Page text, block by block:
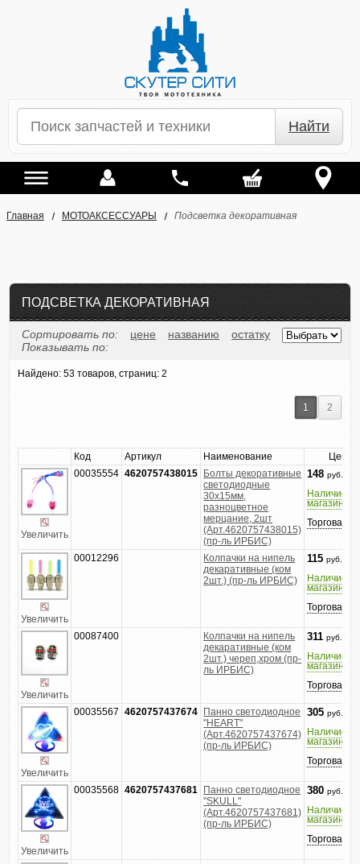
Найти
Главная МОТОАКСЕССУАРЫ Подсветка декоративная
ПОДСВЕТКА ДЕКОРАТИВНАЯ
Сортировать по: цене названию
остатку
Показывать по:
Найдено: 53 товаров, страниц: 2
1 2
Код Артикул Наименование Цена
Увеличить
00035554 4620757438015
Болты декоративные
светодиодные
30x15мм,
разноцветное
мерцание, 2шт
(Арт.4620757438015)
(пр-ль ИРБИС)
148 руб.
Наличие в
магазине
Увеличить
00012296
Колпачки на нипель
декаративные (ком
2шт.) (пр-ль ИРБИС)
115 руб.
Наличие в
магазине
Увеличить
00087400
Колпачки на нипель
декаративные (ком
2шт.) череп,хром (пр-
ль ИРБИС)
311 руб.
Наличие в
магазине
Увеличить
00035567 4620757437674
Панно светодиодное
"HEART"
(Арт.4620757437674)
(пр-ль ИРБИС)
305 руб.
Наличие в
магазине
Увеличить
00035568 4620757437681
Панно светодиодное
"SKULL"
(Арт.4620757437681)
(пр-ль ИРБИС)
380 руб.
Наличие в
магазине